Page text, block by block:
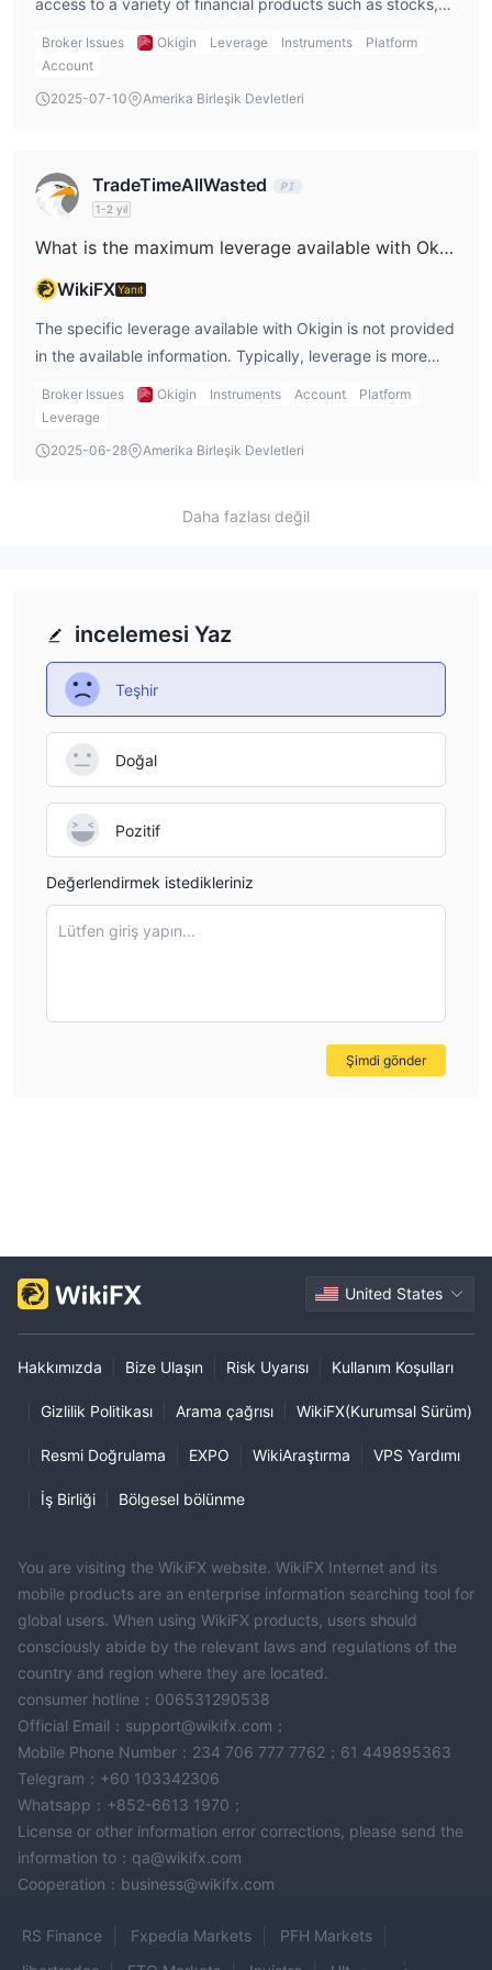
access to a variety of financial products such as stocks,
bonds, and investment trusts. Additionally, Okigin offers
NISA (Nippon Individual Savings Account) accounts,
savings and the growth investment framework for capital
appreciation. These account types are designed to help
both new and experienced investors achieve their
financial goals with tax advantages for long-term growth.
Broker Issues Okigin Leverage Instruments
Platform
Account
2025-07-10
Amerika Birleşik Devletleri
TradeTimeAllWasted
1-2 yıl
What is the maximum leverage available with Okigin?
WikiFXYanıt
The specific leverage available with Okigin is not provided
in the available information. Typically, leverage is more
commonly offered for speculative products like
derivatives or forex, but since Okigin focuses on
Okigin’s customer support to inquire about its availability
Broker Issues Okigin Instruments Account
Platform
Leverage
2025-06-28
Amerika Birleşik Devletleri
Daha fazlası değil
incelemesi Yaz
Teşhir
Doğal
Pozitif
Değerlendirmek istedikleriniz
Lütfen giriş yapın...
Şimdi gönder
United States
Hakkımızda Bize Ulaşın Risk Uyarısı Kullanım Koşulları
Gizlilik Politikası Arama çağrısı WikiFX(Kurumsal Sürüm)
Resmi Doğrulama EXPO WikiAraştırma VPS Yardımı
İş Birliği Bölgesel bölünme
You are visiting the WikiFX website. WikiFX Internet and its
mobile products are an enterprise information searching tool for
global users. When using WikiFX products, users should
consciously abide by the relevant laws and regulations of the
country and region where they are located.
consumer hotline：006531290538
Official Email：support@wikifx.com；
Mobile Phone Number：234 706 777 7762；61 449895363
Telegram：+60 103342306
Whatsapp：+852-6613 1970；
License or other information error corrections, please send the
information to：qa@wikifx.com
Cooperation：business@wikifx.com
RS Finance Fxpedia Markets
PFH Markets